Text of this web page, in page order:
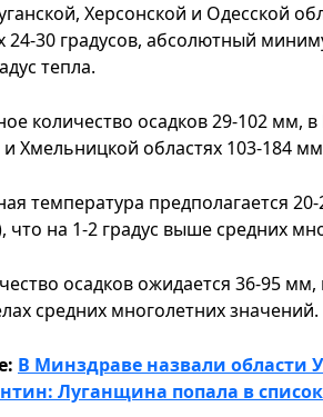
Херсонской и Одесской
24-30 градусов, абсолютный
тепла.
количество осадков 29-102 мм,
Хмельницкой областях 103-184
температура предполагается 20-
что на 1-2 градус выше средних
осадков ожидается 36-95
средних многолетних значений.
В Минздраве назвали области
Луганщина попала в список